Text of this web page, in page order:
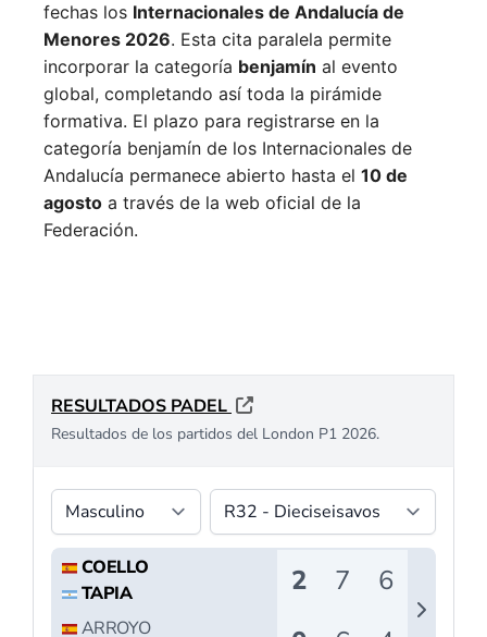
fechas los Internacionales de Andalucía de
Menores 2026. Esta cita paralela permite
incorporar la categoría benjamín al evento
global, completando así toda la pirámide
formativa. El plazo para registrarse en la
categoría benjamín de los Internacionales de
Andalucía permanece abierto hasta el 10 de
agosto a través de la web oficial de la
Federación.